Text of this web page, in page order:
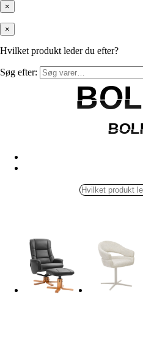
×
×
Hvilket produkt leder du efter?
Søg efter: